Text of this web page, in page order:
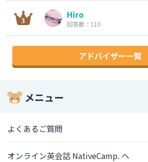
Hiro
回答数：110
アドバイザー一覧
メニュー
よくあるご質問
オンライン英会話 NativeCamp. へ